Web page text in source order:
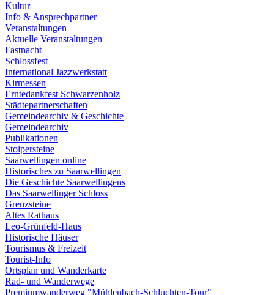
Kultur
Info & Ansprechpartner
Veranstaltungen
Aktuelle Veranstaltungen
Fastnacht
Schlossfest
International Jazzwerkstatt
Kirmessen
Erntedankfest Schwarzenholz
Städtepartnerschaften
Gemeindearchiv & Geschichte
Gemeindearchiv
Publikationen
Stolpersteine
Saarwellingen online
Historisches zu Saarwellingen
Die Geschichte Saarwellingens
Das Saarwellinger Schloss
Grenzsteine
Altes Rathaus
Leo-Grünfeld-Haus
Historische Häuser
Tourismus & Freizeit
Tourist-Info
Ortsplan und Wanderkarte
Rad- und Wanderwege
Premiumwanderweg "Mühlenbach-Schluchten-Tour"